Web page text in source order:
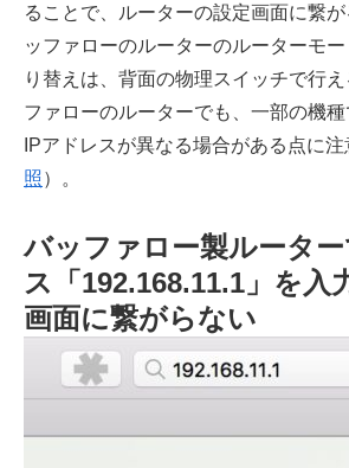
ることで、ルーターの設定画面に繋
ッファローのルーターのルーターモ
り替えは、背面の物理スイッチで行
ファローのルーターでも、一部の機
IPアドレスが異なる場合がある点に
照）。
バッファロー製ルータ
ス「192.168.11.1」を入
画面に繋がらない